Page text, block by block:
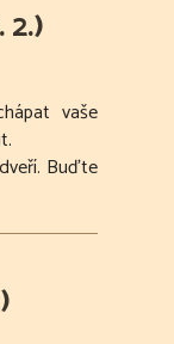
2.)
vaše
Buďte